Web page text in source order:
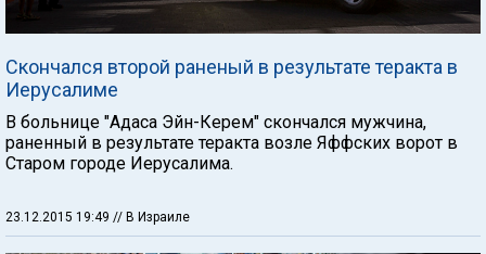
Скончался второй раненый в результате теракта в
Иерусалиме
В больнице "Адаса Эйн-Керем" скончался мужчина,
раненный в результате теракта возле Яффских ворот в
Старом городе Иерусалима.
23.12.2015 19:49 // В Израиле